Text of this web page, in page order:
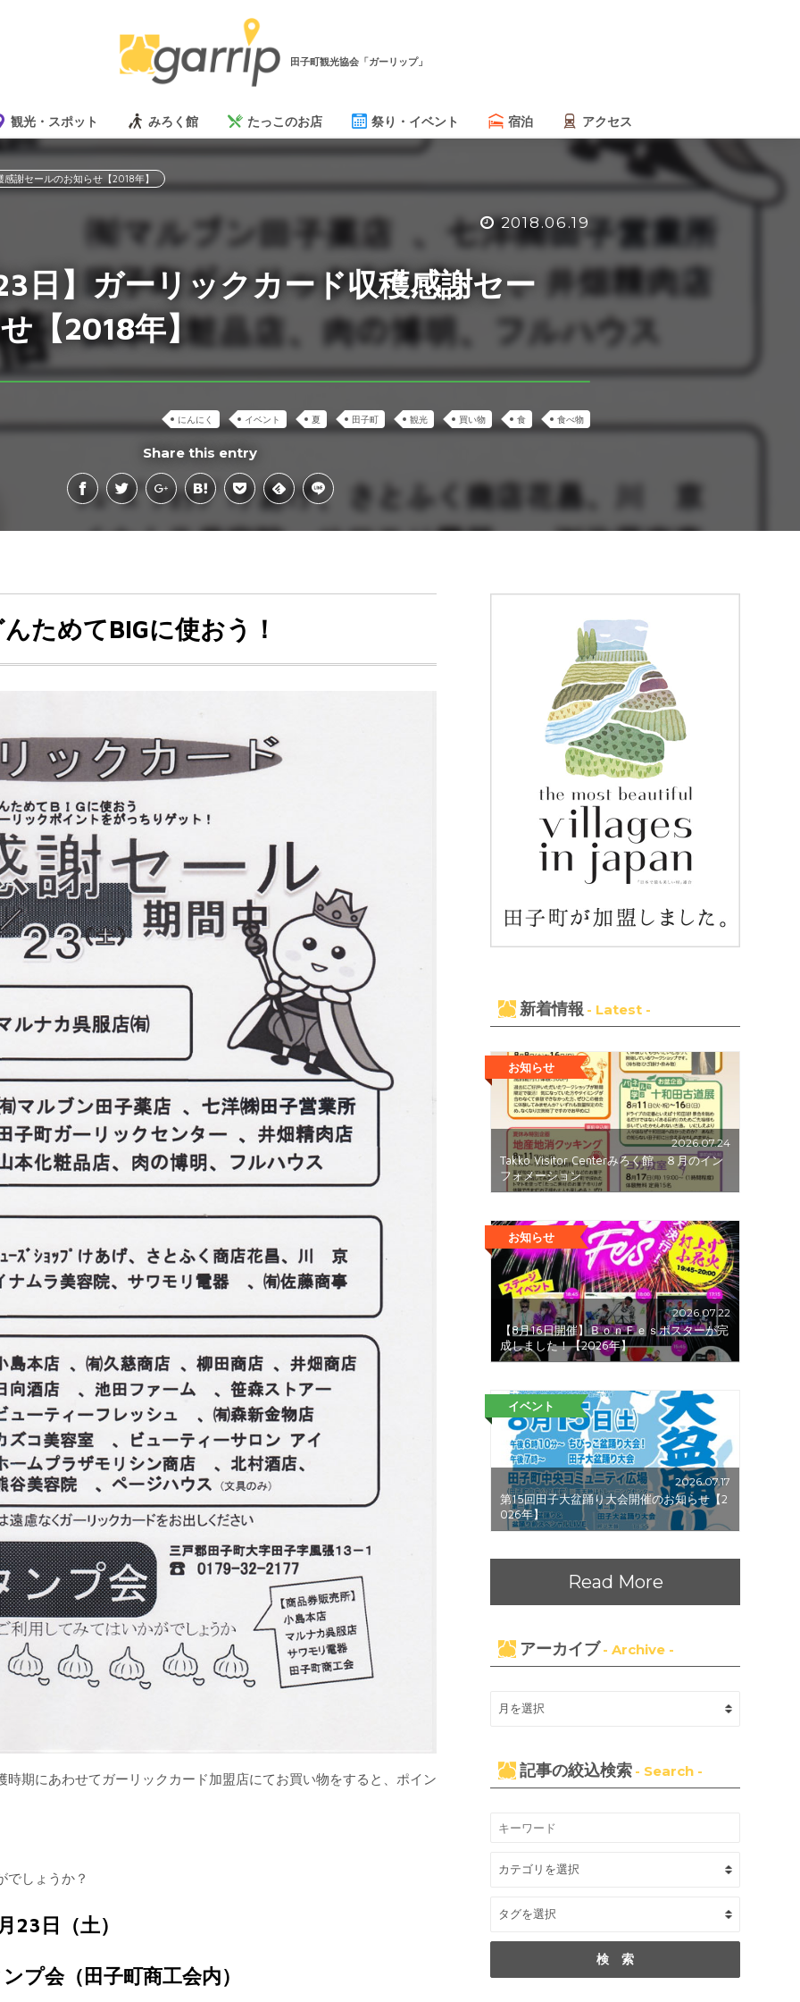
田子町観光協会「ガーリップ」
観光・スポット みろく館 たっこのお店 祭り・イベント 宿泊 アクセス
謝セールのお知らせ【2018年】
2018.06.19
日】ガーリックカード収穫感謝セー
【2018年】
にんにく イベント 夏 田子町 観光 買い物 食 食べ物
Share this entry
ためてBIGに使おう！
期にあわせてガーリックカード加盟店にてお買い物をすると、ポイン
でしょうか？
日（土）
プ会（田子町商工会内）
新着情報 - Latest -
お知らせ
2026.07.24
Takko Visitor Centerみろく館 ８月のイン
フォメーション
お知らせ
2026.07.22
【8月16日開催】ＢｏｎＦｅｓポスターが完
成しました！【2026年】
イベント
2026.07.17
第15回田子大盆踊り大会開催のお知らせ【2
026年】
Read More
アーカイブ - Archive -
記事の絞込検索 - Search -